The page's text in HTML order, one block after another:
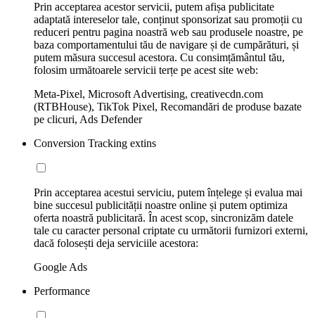
Prin acceptarea acestor servicii, putem afișa publicitate
adaptată intereselor tale, conținut sponsorizat sau promoții cu
reduceri pentru pagina noastră web sau produsele noastre, pe
baza comportamentului tău de navigare și de cumpărături, și
putem măsura succesul acestora. Cu consimțământul tău,
folosim următoarele servicii terțe pe acest site web:
Meta-Pixel, Microsoft Advertising, creativecdn.com
(RTBHouse), TikTok Pixel, Recomandări de produse bazate
pe clicuri, Ads Defender
Conversion Tracking extins
Prin acceptarea acestui serviciu, putem înțelege și evalua mai
bine succesul publicității noastre online și putem optimiza
oferta noastră publicitară. În acest scop, sincronizăm datele
tale cu caracter personal criptate cu următorii furnizori externi,
dacă folosești deja serviciile acestora:
Google Ads
Performance